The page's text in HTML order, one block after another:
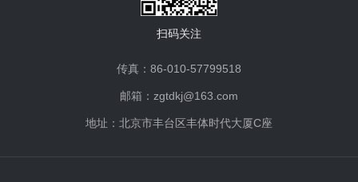
扫码关注
传真：86-010-57799518
邮箱：zgtdkj@163.com
地址：北京市丰台区丰体时代大厦C座